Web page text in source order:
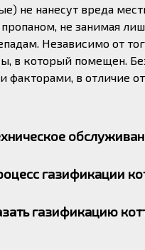
не нанесут вреда
не занимая
Независимо от
в который помещен.
в отличие
использования. Все
нами
газификации
установить
газификацию